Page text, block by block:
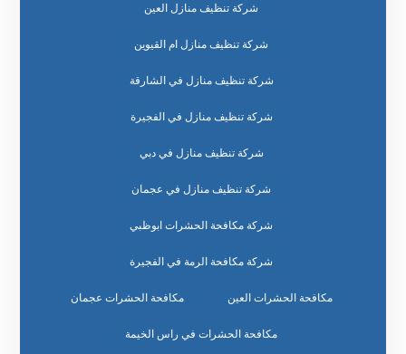
شركة تنظيف منازل العين
شركة تنظيف منازل ام القيوين
شركة تنظيف منازل في الشارقة
شركة تنظيف منازل في الفجيرة
شركة تنظيف منازل في دبي
شركة تنظيف منازل في عجمان
شركة مكافحة الحشرات ابوظبي
شركة مكافحة الرمة في الفجيرة
مكافحة الحشرات العين مكافحة الحشرات عجمان
مكافحة الحشرات في راس الخيمة